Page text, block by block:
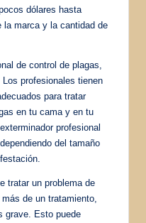
dólares hasta
la marca y la cantidad de
de control de plagas,
profesionales tienen
para tratar
en tu cama y en tu
profesional
del tamaño
tratar un problema de
de un tratamiento,
grave. Esto puede